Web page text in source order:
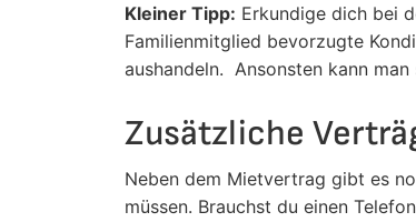
Kleiner Tipp: Erkundige dich bei
Familienmitglied bevorzugte
aushandeln. Ansonsten kann
Zusätzliche
Neben dem Mietvertrag gibt es
müssen. Brauchst du einen